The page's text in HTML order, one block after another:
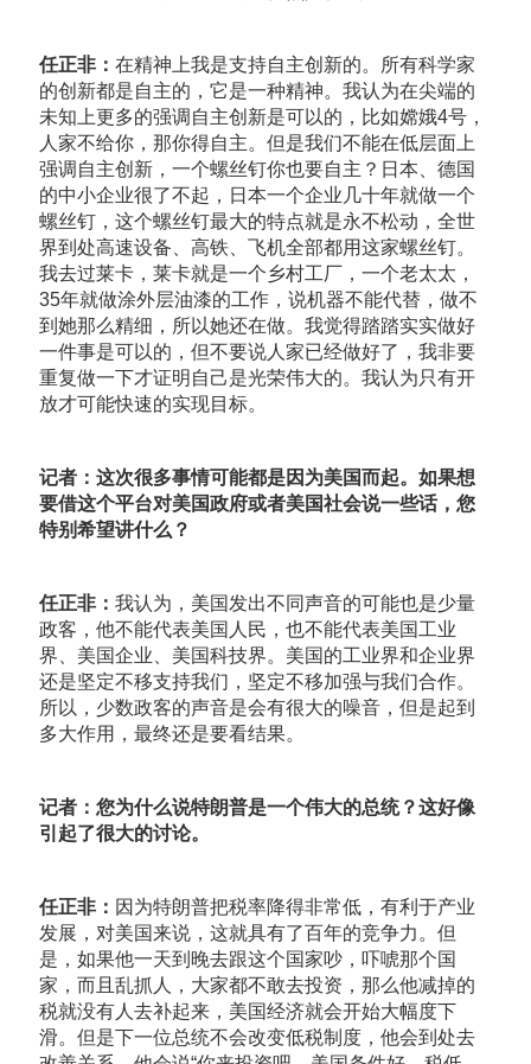
任正非： 在精神上我是支持自主创新的。所有科学家
的创新都是自主的，它是一种精神。我认为在尖端的
未知上更多的强调自主创新是可以的，比如嫦娥4号，
人家不给你，那你得自主。但是我们不能在低层面上
强调自主创新，一个螺丝钉你也要自主？日本、德国
的中小企业很了不起，日本一个企业几十年就做一个
螺丝钉，这个螺丝钉最大的特点就是永不松动，全世
界到处高速设备、高铁、飞机全部都用这家螺丝钉。
我去过莱卡，莱卡就是一个乡村工厂，一个老太太，
35年就做涂外层油漆的工作，说机器不能代替，做不
到她那么精细，所以她还在做。我觉得踏踏实实做好
一件事是可以的，但不要说人家已经做好了，我非要
重复做一下才证明自己是光荣伟大的。我认为只有开
放才可能快速的实现目标。
记者：这次很多事情可能都是因为美国而起。如果想
要借这个平台对美国政府或者美国社会说一些话，您
特别希望讲什么？
任正非： 我认为，美国发出不同声音的可能也是少量
政客，他不能代表美国人民，也不能代表美国工业
界、美国企业、美国科技界。美国的工业界和企业界
还是坚定不移支持我们，坚定不移加强与我们合作。
所以，少数政客的声音是会有很大的噪音，但是起到
多大作用，最终还是要看结果。
记者：您为什么说特朗普是一个伟大的总统？这好像
引起了很大的讨论。
任正非： 因为特朗普把税率降得非常低，有利于产业
发展，对美国来说，这就具有了百年的竞争力。但
是，如果他一天到晚去跟这个国家吵，吓唬那个国
家，而且乱抓人，大家都不敢去投资，那么他减掉的
税就没有人去补起来，美国经济就会开始大幅度下
滑。但是下一位总统不会改变低税制度，他会到处去